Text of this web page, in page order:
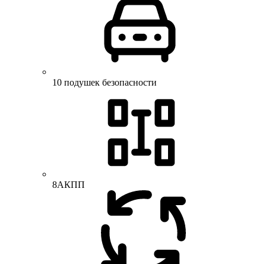
10 подушек безопасности
8АКПП